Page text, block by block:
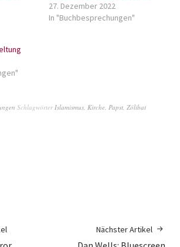
27. Dezember 2022
In "Buchbesprechungen"
SchlagwörterIslamismus, Kirche, Papst, Zölibat
Nächster Artikel